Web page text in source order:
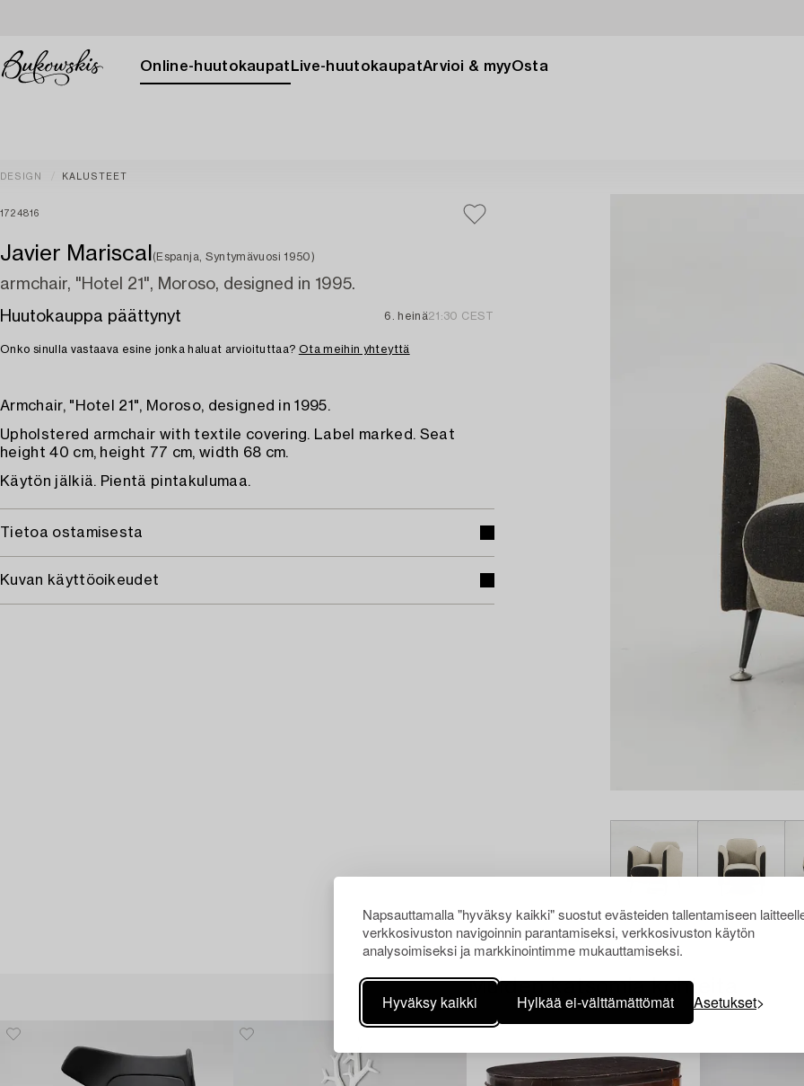
Napsauttamalla "hyväksy kaikki" suostut evästeiden tallentamiseen
verkkosivuston navigoinnin parantamiseksi, verkkosivuston käytön
analysoimiseksi ja markkinointimme mukauttamiseksi.
Hyväksy kaikki Hylkää ei-välttämättömät Asetukset
Online-huutokaupat Live-huutokaupatArvioi & myyOsta
DESIGN KALUSTEET
1724816
Javier Mariscal (Espanja, Syntymävuosi 1950)
armchair, "Hotel 21", Moroso, designed in 1995.
Huutokauppa päättynyt
6. heinä21:30 CEST
Onko sinulla vastaava esine jonka haluat arvioituttaa? Ota meihin yhteyttä
Armchair, "Hotel 21", Moroso, designed in 1995.
Upholstered armchair with textile covering. Label marked. Seat
height 40 cm, height 77 cm, width 68 cm.
Käytön jälkiä. Pientä pintakulumaa.
Tietoa ostamisesta
Kuvan käyttöoikeudet
Muiden katsomia kohteita